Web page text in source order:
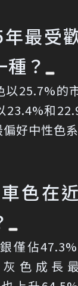
最受
？
以25.7%的
23.4%和
好中性色系
色在
僅佔
灰色成長